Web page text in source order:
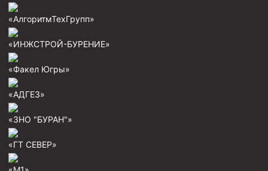
Инструмент для бурения и КРС (ловильный, аварийный)
Перья для резки кабеля
Шаблоны колонные
Пауки механические
Желонки
«АлгоритмТехГрупп»
«ИНЖСТРОЙ-БУРЕНИЕ»
«Факел Югры»
«АДГЕЗ»
«ЗНО "БУРАН"»
«ГТ СЕВЕР»